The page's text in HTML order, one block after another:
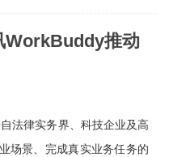
WorkBuddy推动
法律实务界、科技企业及高
场景、完成真实业务任务的